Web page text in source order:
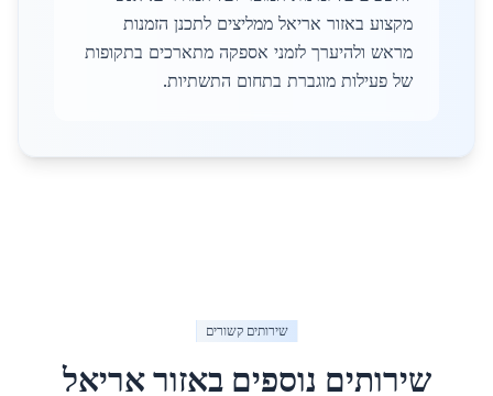
מקצוע באזור אריאל ממליצים לתכנן הזמנות
מראש ולהיערך לזמני אספקה מתארכים בתקופות
של פעילות מוגברת בתחום התשתיות.
שירותים קשורים
שירותים נוספים באזוראריאל